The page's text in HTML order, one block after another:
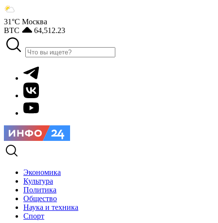
31°С Москва
BTC
64,512.23
Экономика
Культура
Политика
Общество
Наука и техника
Спорт